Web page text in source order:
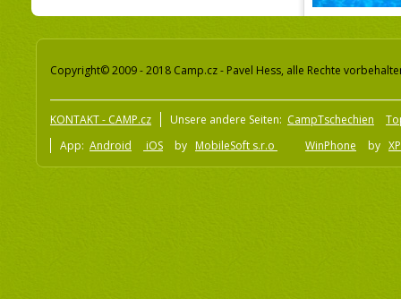
Copyright© 2009 - 2018 Camp.cz - Pavel Hess, alle Rechte
KONTAKT - CAMP.cz Unsere andere Seiten: CampTschechien
App: Android iOS by MobileSoft s.r.o WinPhone by